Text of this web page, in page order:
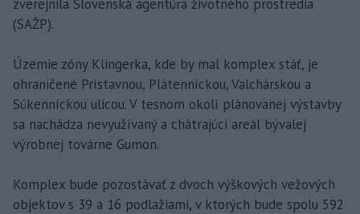
zverejnila Slovenská agentúra životného prostredia
(SAŽP).
Územie zóny Klingerka, kde by mal komplex stáť, je
ohraničené Prístavnou, Plátenníckou, Valchárskou a
Súkenníckou ulicou. V tesnom okolí plánovanej výstavby
sa nachádza nevyužívaný a chátrajúci areál bývalej
výrobnej továrne Gumon.
Komplex bude pozostávať z dvoch výškových vežových
objektov s 39 a 16 podlažiami, v ktorých bude spolu 592